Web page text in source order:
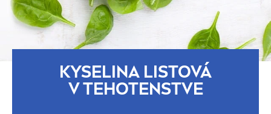
KYSELINA LISTOVÁ
V TEHOTENSTVE